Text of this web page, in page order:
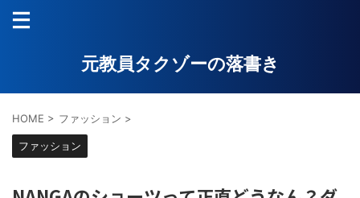
元教員タクゾーの落書き
HOME > ファッション >
ファッション